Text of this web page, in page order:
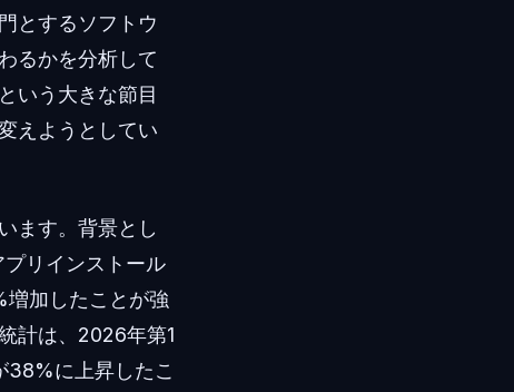
とするソフトウ
るかを分析して
いう大きな節目
えようとしてい
ます。背景とし
リインストール
増加したことが強
計は、2026年第1
38%に上昇したこ